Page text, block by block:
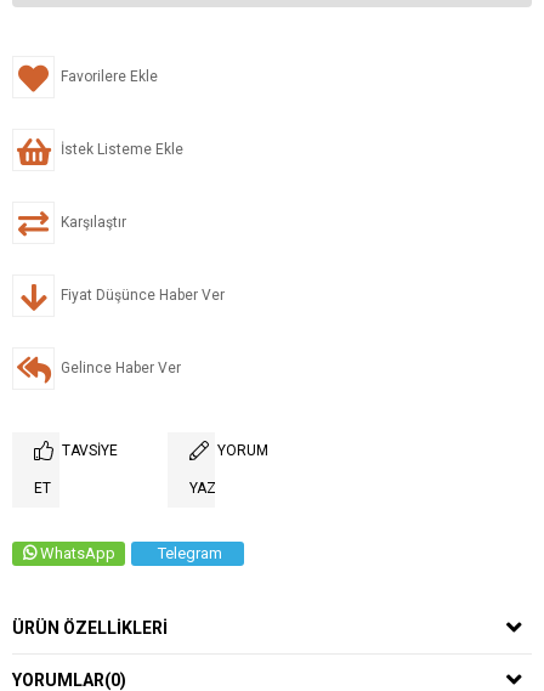
Favorilere Ekle
İstek Listeme Ekle
Karşılaştır
Fiyat Düşünce Haber Ver
Gelince Haber Ver
TAVSIYE
ET
YORUM
YAZ
WhatsApp Telegram
ÜRÜN ÖZELLIKLERI
YORUMLAR(0)